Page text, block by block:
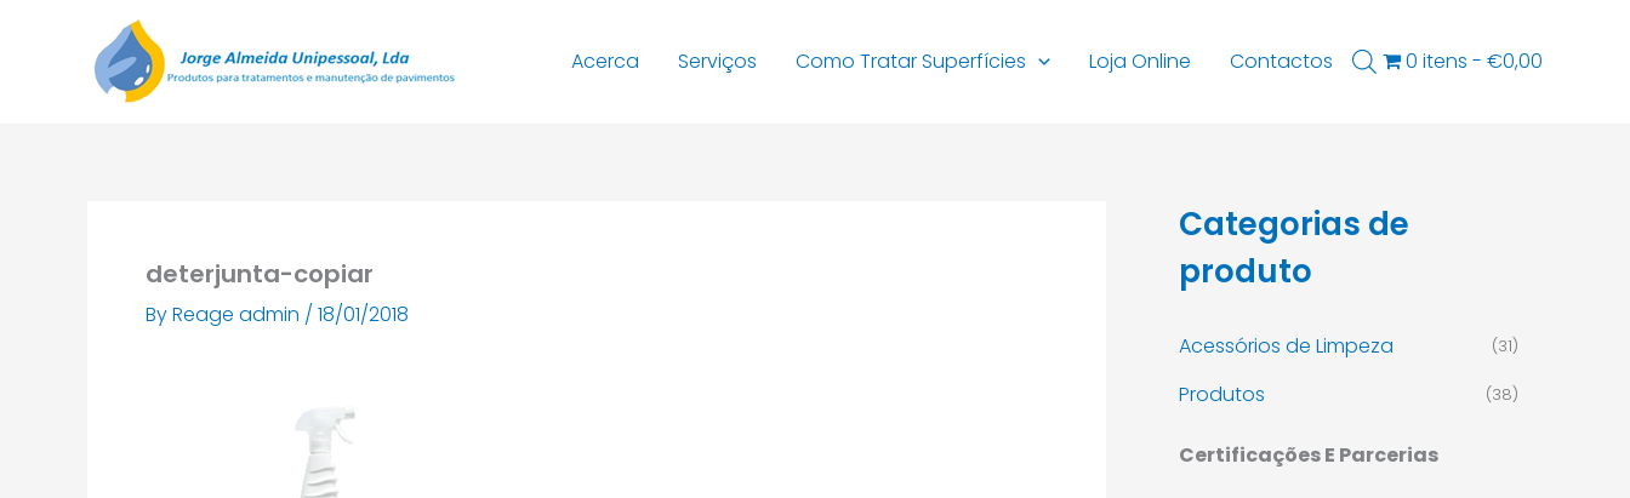
Acerca Serviços Como Tratar Superfícies Loja Online Contactos 0 itens €0,00
deterjunta-copiar
ByReage admin / 18/01/2018
Categorias de
produto
Acessórios de Limpeza (31)
Produtos (38)
Certificações E Parcerias